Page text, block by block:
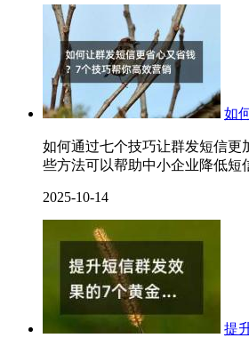
如
如何通过七个技巧让群发短信更
些方法可以帮助中小企业降低短
2025-10-14
提